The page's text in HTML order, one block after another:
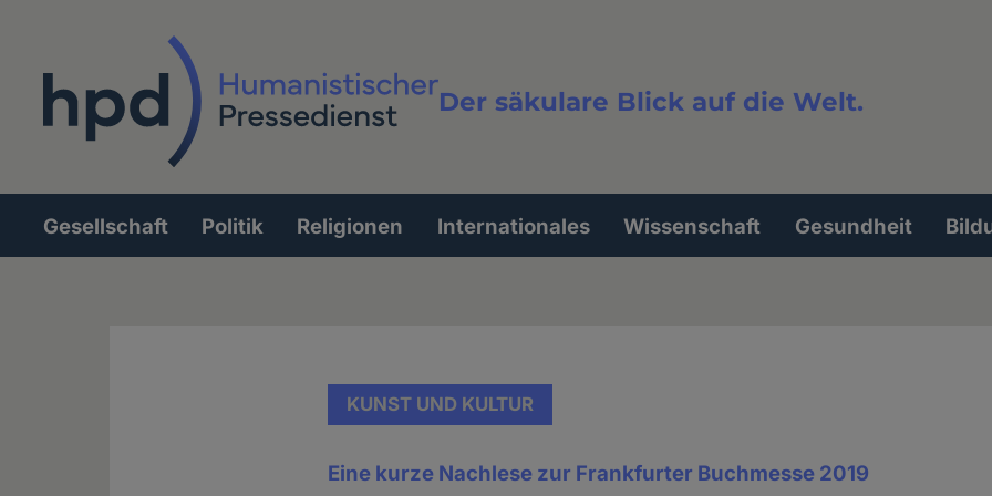
Der säkulare Blick auf die Welt.
Volltextsuche
Hauptnavigation
Gesellschaft Politik Religionen Internationales Wissenschaft Gesundheit
KUNST UND KULTUR
Eine kurze Nachlese zur Frankfurter Buchmesse 2019